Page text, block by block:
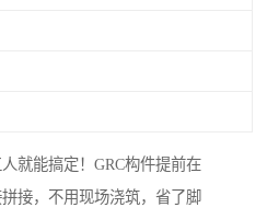
就能搞定！GRC构件提前在
接，不用现场浇筑，省了脚